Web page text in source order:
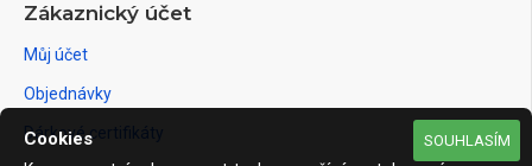
Zákaznický účet
Můj účet
Objednávky
Dárkové certifikáty SOUHLASÍM
Cookies